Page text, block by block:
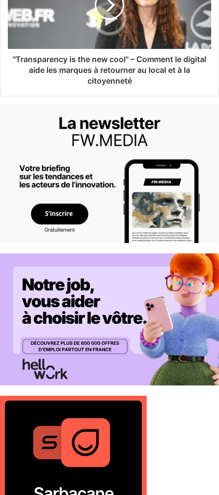
"Transparency is the new cool" – Comment le digital
aide les marques à retourner au local et à la
citoyenneté